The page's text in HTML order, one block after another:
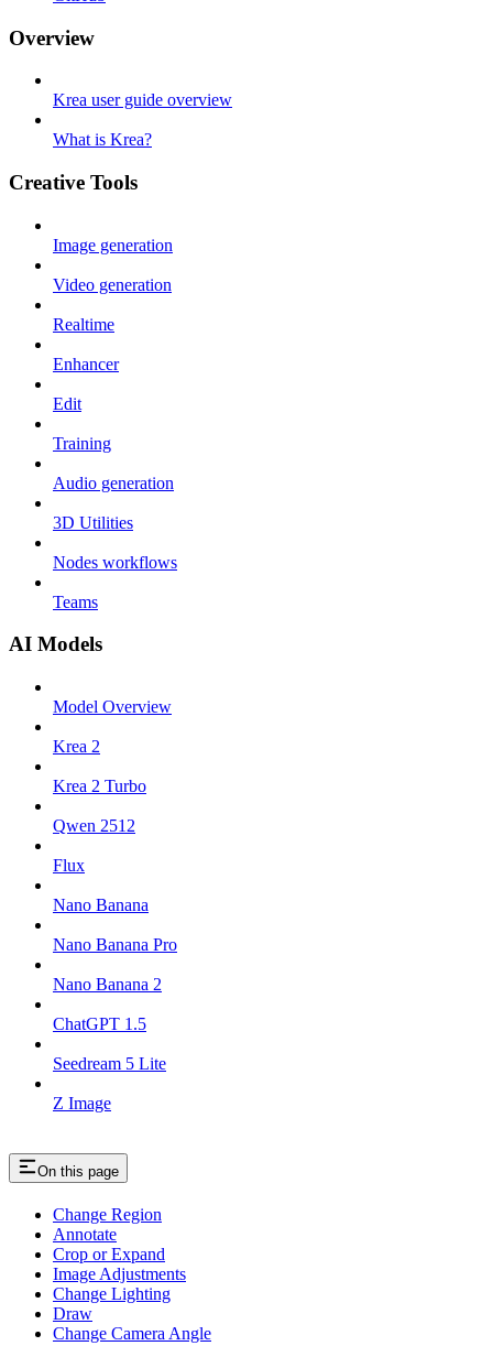
Overview
Krea user guide overview
What is Krea?
Creative Tools
Image generation
Video generation
Realtime
Enhancer
Edit
Training
Audio generation
3D Utilities
Nodes workflows
Teams
AI Models
Model Overview
Krea 2
Krea 2 Turbo
Qwen 2512
Flux
Nano Banana
Nano Banana Pro
Nano Banana 2
ChatGPT 1.5
Seedream 5 Lite
Z Image
On this page
Change Region
Annotate
Crop or Expand
Image Adjustments
Change Lighting
Draw
Change Camera Angle